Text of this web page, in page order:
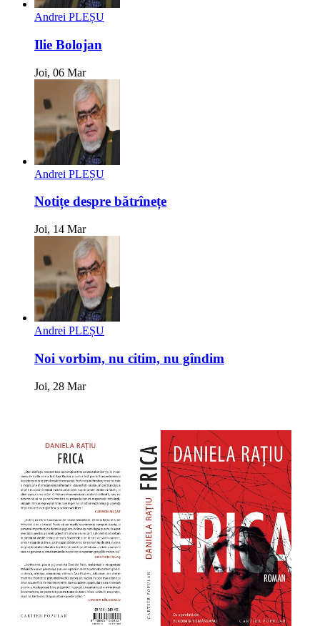
Andrei PLEȘU
Ilie Bolojan
Joi, 06 Mar
Andrei PLEȘU
Notițe despre bătrînețe
Joi, 14 Mar
Andrei PLEȘU
Noi vorbim, nu citim, nu gîndim
Joi, 28 Mar